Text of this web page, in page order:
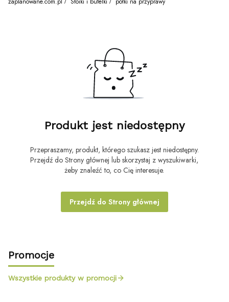
Produkt jest niedostępny
Przepraszamy, produkt, którego szukasz jest niedostępny.
Przejdź do Strony głównej lub skorzystaj z wyszukiwarki,
żeby znaleźć to, co Cię interesuje.
Przejdź do Strony głównej
Promocje
Wszystkie produkty w promocji